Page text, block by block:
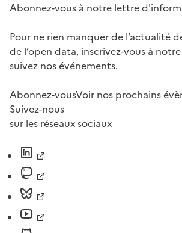
Abonnez-vous à notre lettre
Pour ne rien manquer de l’actualité
de l’open data, inscrivez-vous à
suivez nos événements.
Abonnez-vousVoir nos prochains
Suivez-nous
sur les réseaux sociaux